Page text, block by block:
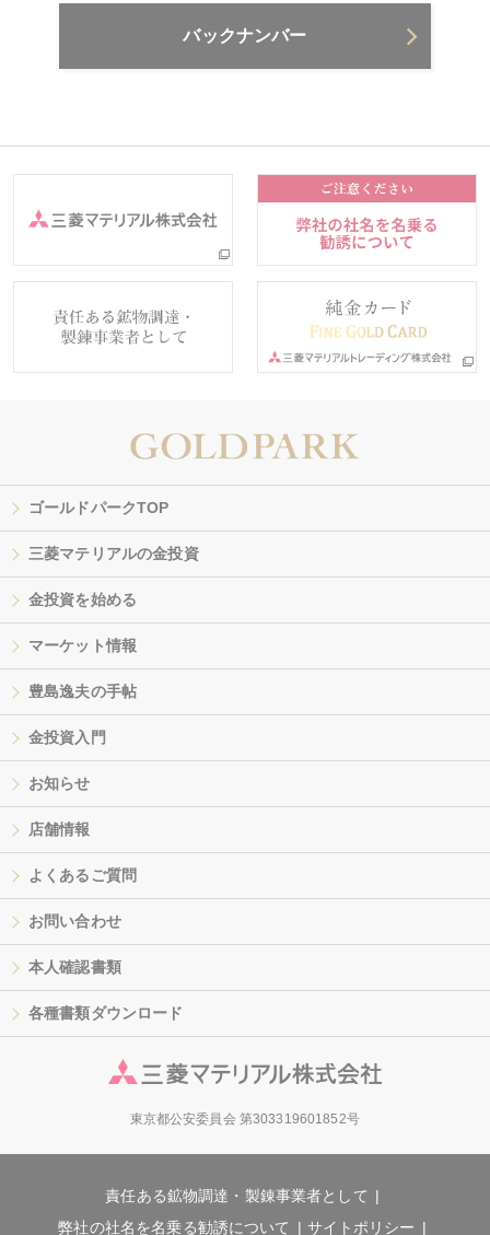
バックナンバー
ゴールドパークTOP
三菱マテリアルの金投資
金投資を始める
マーケット情報
豊島逸夫の手帖
金投資入門
お知らせ
店舗情報
よくあるご質問
お問い合わせ
本人確認書類
各種書類ダウンロード
東京都公安委員会 第303319601852号
責任ある鉱物調達・製錬事業者として
弊社の社名を名乗る勧誘について
サイトポリシー